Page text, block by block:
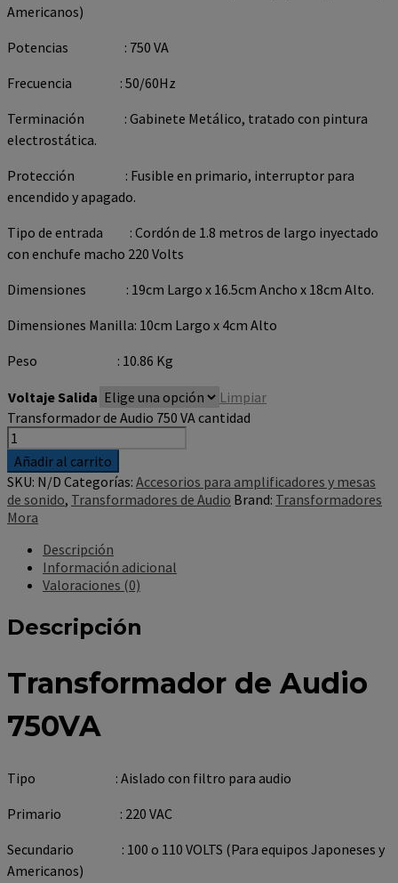
Americanos)
Potencias : 750 VA
Frecuencia : 50/60Hz
Terminación : Gabinete Metálico, tratado con pintura
electrostática.
Protección : Fusible en primario, interruptor para
encendido y apagado.
Tipo de entrada : Cordón de 1.8 metros de largo inyectado
con enchufe macho 220 Volts
Dimensiones : 19cm Largo x 16.5cm Ancho x 18cm Alto.
Dimensiones Manilla: 10cm Largo x 4cm Alto
Peso : 10.86 Kg
Voltaje Salida
Limpiar
Transformador de Audio 750 VA cantidad
Añadir al carrito
SKU: N/D Categorías: Accesorios para amplificadores y mesas
de sonido, Transformadores de Audio Brand: Transformadores
Mora
Descripción
Información adicional
Valoraciones (0)
Descripción
Transformador de Audio
750VA
Tipo : Aislado con filtro para audio
Primario : 220 VAC
Secundario : 100 o 110 VOLTS (Para equipos Japoneses y
Americanos)